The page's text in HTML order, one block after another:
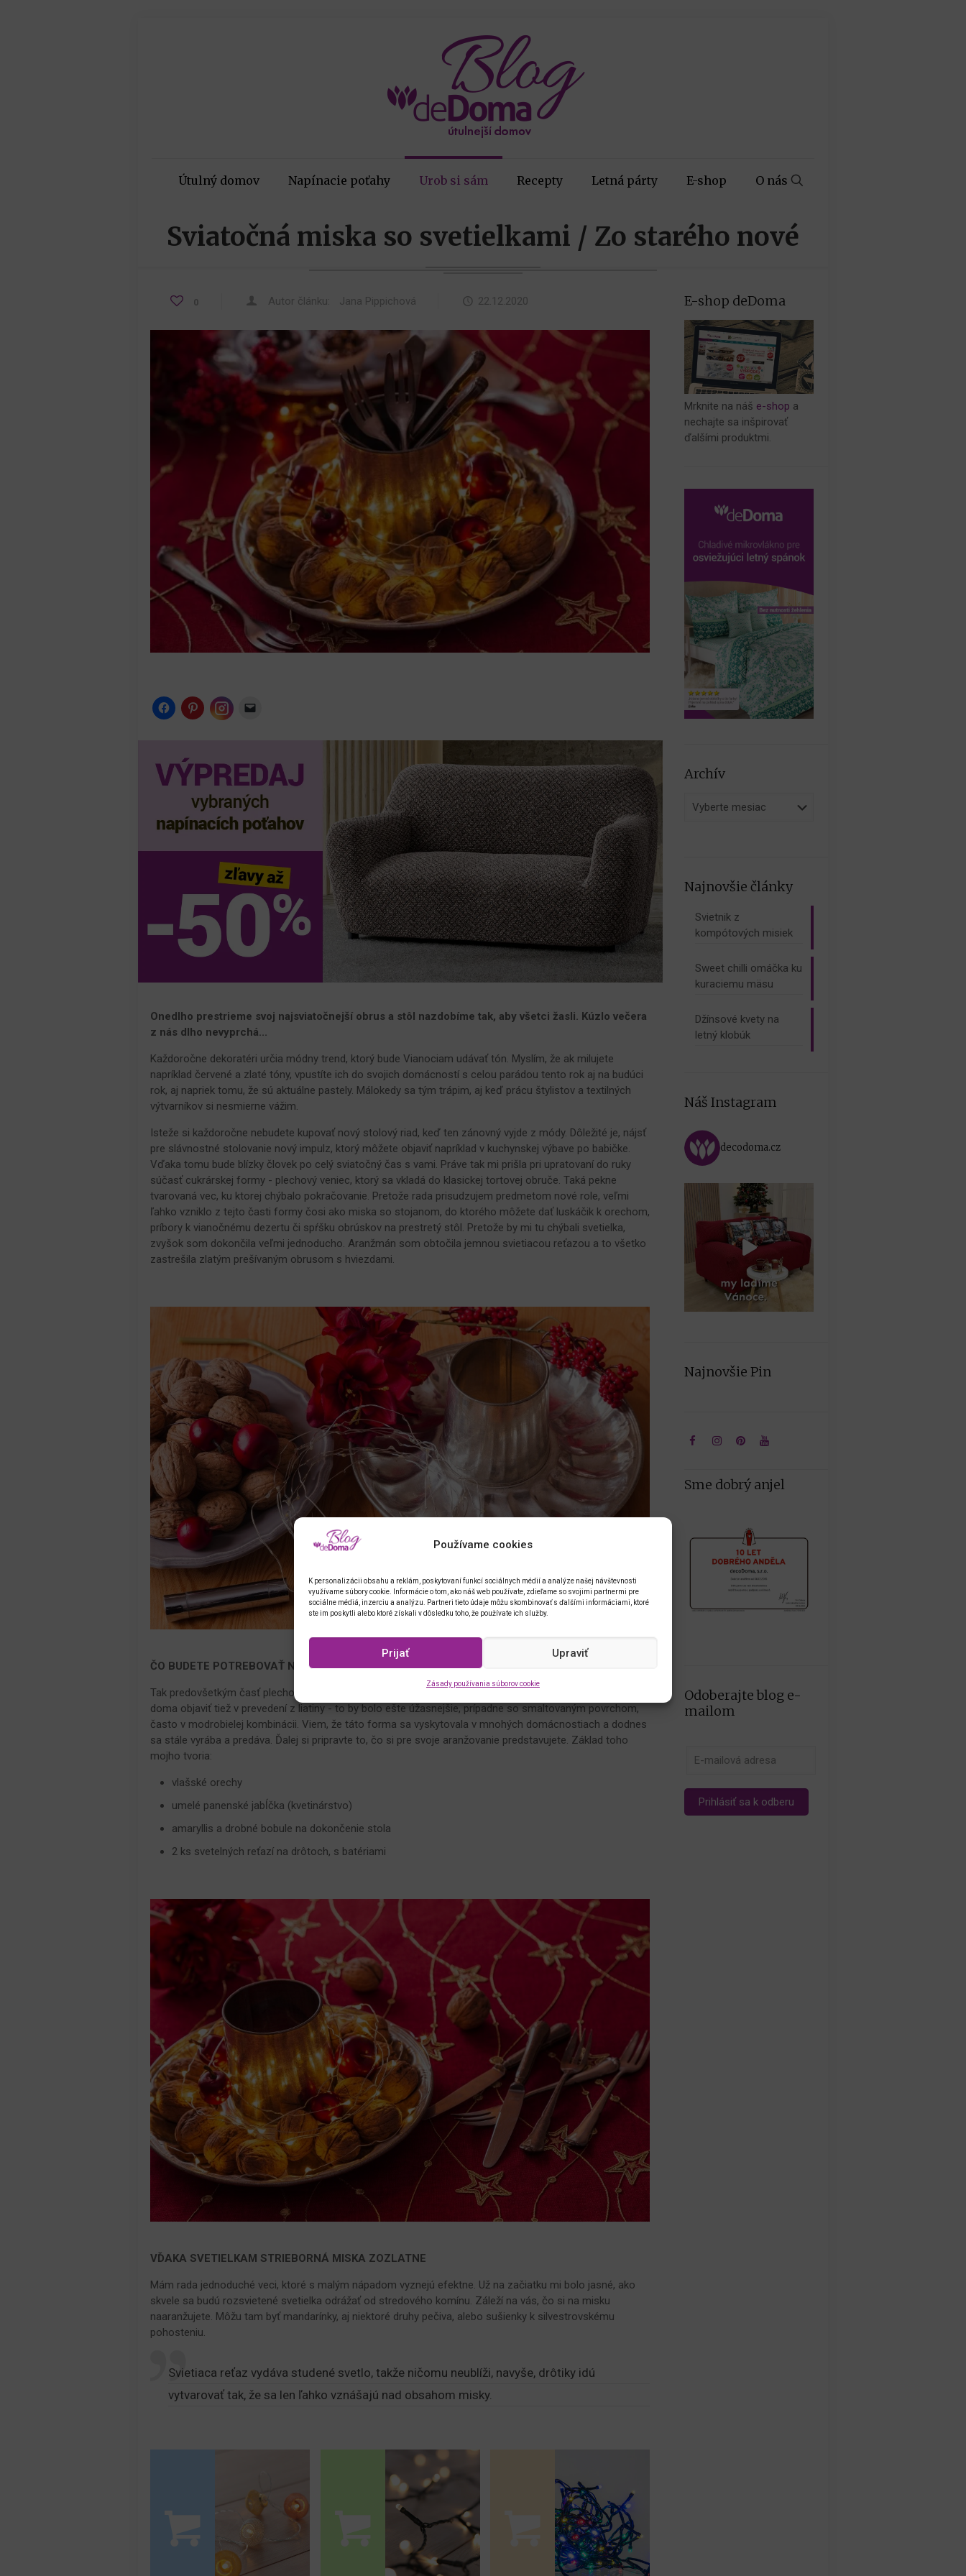
Používame cookies
K personalizácii obsahu a reklám, poskytovaní funkcí sociálnych médií a analýze našej návštevnosti
využívame súbory cookie. Informácie o tom, ako náš web používate, zdieľame so svojimi partnermi pre
sociálne médiá, inzerciu a analýzu. Partneri tieto údaje môžu skombinovať s ďalšími informáciami, ktoré
ste im poskytli alebo ktoré získali v dôsledku toho, že používate ich služby.
Prijať Upraviť
Zásady používania súborov cookie
Útulný domov Napínacie poťahy Urob si sám Recepty Letná párty E-shop O nás
Sviatočná miska so svetielkami / Zo starého nové
0 Autor článku: Jana Pippichová 22.12.2020
Instagram
Onedlho prestrieme svoj najsviatočnejší obrus a stôl nazdobíme tak, aby všetci žasli. Kúzlo večera
z nás dlho nevyprchá...
Každoročne dekoratéri určia módny trend, ktorý bude Vianociam udávať tón. Myslím, že ak milujete
napríklad červené a zlaté tóny, vpustíte ich do svojich domácností s celou parádou tento rok aj na budúci
rok, aj napriek tomu, že sú aktuálne pastely. Málokedy sa tým trápim, aj keď prácu štylistov a textilných
výtvarníkov si nesmierne vážim.
Isteže si každoročne nebudete kupovať nový stolový riad, keď ten zánovný vyjde z módy. Dôležité je, nájsť
pre slávnostné stolovanie nový impulz, ktorý môžete objaviť napríklad v kuchynskej výbave po babičke.
Vďaka tomu bude blízky človek po celý sviatočný čas s vami. Práve tak mi prišla pri upratovaní do ruky
súčasť cukrárskej formy - plechový veniec, ktorý sa vkladá do klasickej tortovej obruče. Taká pekne
tvarovaná vec, ku ktorej chýbalo pokračovanie. Pretože rada prisudzujem predmetom nové role, veľmi
ľahko vzniklo z tejto časti formy čosi ako miska so stojanom, do ktorého môžete dať luskáčik k orechom,
príbory k vianočnému dezertu či spŕšku obrúskov na prestretý stôl. Pretože by mi tu chýbali svetielka,
zvyšok som dokončila veľmi jednoducho. Aranžmán som obtočila jemnou svietiacou reťazou a to všetko
zastrešila zlatým prešívaným obrusom s hviezdami.
ČO BUDETE POTREBOVAŤ NA SVIETIACI ARANŽMÁN
Tak predovšetkým časť plechového venca, v ktorom sa najčastejšie pečie bábovkové cesto. Môžete ho
doma objaviť tiež v prevedení z liatiny - to by bolo ešte úžasnejšie, prípadne so smaltovaným povrchom,
často v modrobielej kombinácii. Viem, že táto forma sa vyskytovala v mnohých domácnostiach a dodnes
sa stále vyrába a predáva. Ďalej si pripravte to, čo si pre svoje aranžovanie predstavujete. Základ toho
mojho tvoria:
vlašské orechy
umelé panenské jabĺčka (kvetinárstvo)
amaryllis a drobné bobule na dokončenie stola
2 ks svetelných reťazí na drôtoch, s batériami
VĎAKA SVETIELKAM STRIEBORNÁ MISKA ZOZLATNE
Mám rada jednoduché veci, ktoré s malým nápadom vyznejú efektne. Už na začiatku mi bolo jasné, ako
skvele sa budú rozsvietené svetielka odrážať od stredového komínu. Záleží na vás, čo si na misku
naaranžujete. Môžu tam byť mandarínky, aj niektoré druhy pečiva, alebo sušienky k silvestrovskému
pohosteniu.
Svietiaca reťaz vydáva studené svetlo, takže ničomu neublíži, navyše, drôtiky idú
vytvarovať tak, že sa len ľahko vznášajú nad obsahom misky.
E-shop deDoma
Mrknite na náš e-shop a
nechajte sa inšpirovať
ďalšími produktmi.
Archív
Archív
Najnovšie články
Svietnik z
kompótových misiek
Sweet chilli omáčka ku
kuraciemu mäsu
Džínsové kvety na
letný klobúk
Náš Instagram
decodoma.cz
Najnovšie Pin
Sme dobrý anjel
Odoberajte blog e-
mailom